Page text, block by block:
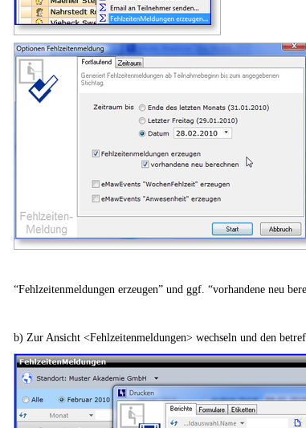
“Fehlzeitenmeldungen erzeugen” und ggf. “vorhandene neu
b) Zur Ansicht <Fehlzeitenmeldungen> wechseln und den